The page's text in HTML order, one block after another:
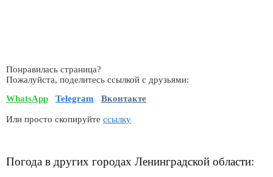
Понравилась страница?
Пожалуйста, поделитесь ссылкой с друзьями:
WhatsApp
Telegram Вконтакте
Или просто скопируйте ссылку
Погода в других городах Ленинградской области: